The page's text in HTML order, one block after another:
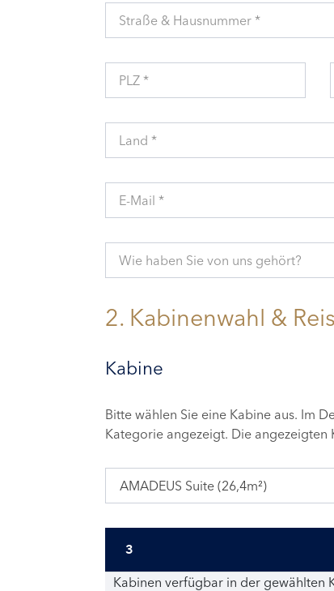
Straße & Hausnummer *
PLZ *
Land *
E-Mail *
Wie haben Sie von uns gehört?
2. Kabinenwahl &
Kabine
Bitte wählen Sie eine Kabine aus. Im
Kategorie angezeigt. Die
AMADEUS Suite (26,4m²)
3
Kabinen verfügbar in der gewählten